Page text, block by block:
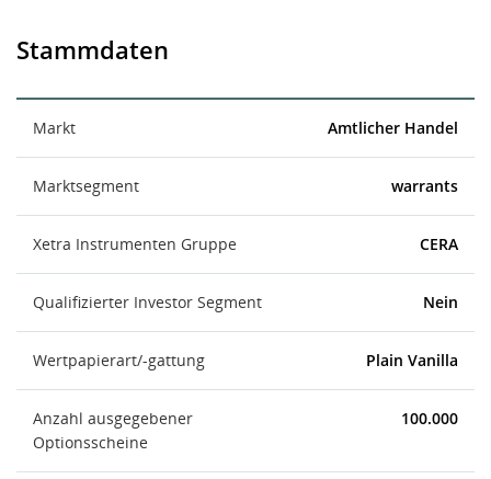
Stammdaten
Markt Amtlicher Handel
Marktsegment warrants
Xetra Instrumenten Gruppe CERA
Qualifizierter Investor Segment Nein
Wertpapierart/-gattung Plain Vanilla
Anzahl ausgegebener
Optionsscheine
100.000